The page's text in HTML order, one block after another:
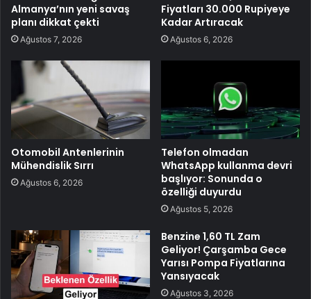
Almanya’nın yeni savaş
planı dikkat çekti
Ağustos 7, 2026
Fiyatları 30.000 Rupiyeye
Kadar Artıracak
Ağustos 6, 2026
Otomobil Antenlerinin
Mühendislik Sırrı
Ağustos 6, 2026
Telefon olmadan
WhatsApp kullanma devri
başlıyor: Sonunda o
özelliği duyurdu
Ağustos 5, 2026
Benzine 1,60 TL Zam
Geliyor! Çarşamba Gece
Yarısı Pompa Fiyatlarına
Yansıyacak
Ağustos 3, 2026